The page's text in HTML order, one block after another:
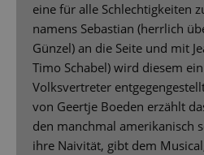
eine für alle Schlechtigkeiten
namens Sebastian (herrlich
Günzel) an die Seite und mit
Timo Schabel) wird diesem
Volksvertreter
von Geertje Boeden erzählt
den manchmal amerikanisch
ihre Naivität, gibt dem